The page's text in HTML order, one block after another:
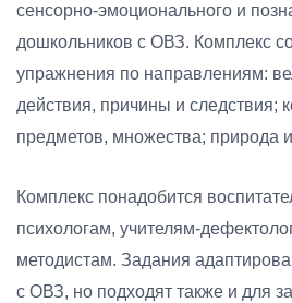
сенсорно-эмоционального и
дошкольников с ОВЗ. Комплекс
упражнения по направлениям:
действия, причины и следствия;
предметов, множества; природа
Комплекс понадобится
психологам, учителям-
методистам. Задания
с ОВЗ, но подходят также и для